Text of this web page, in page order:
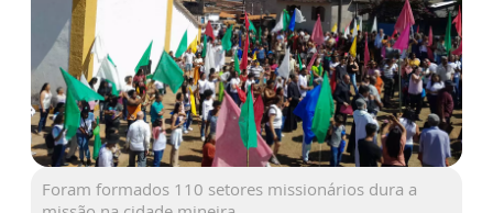
Foram formados 110 setores missionários dura a